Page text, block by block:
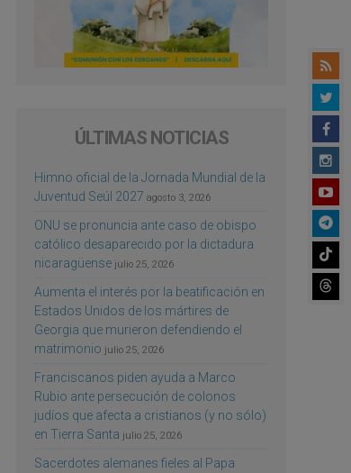
ÚLTIMAS NOTICIAS
Himno oficial de la Jornada Mundial de la
Juventud Seúl 2027 agosto 3, 2026
ONU se pronuncia ante caso de obispo
católico desaparecido por la dictadura
nicaragüense julio 25, 2026
Aumenta el interés por la beatificación en
Estados Unidos de los mártires de
Georgia que murieron defendiendo el
matrimonio julio 25, 2026
Franciscanos piden ayuda a Marco
Rubio ante persecución de colonos
judíos que afecta a cristianos (y no sólo)
en Tierra Santa julio 25, 2026
Sacerdotes alemanes fieles al Papa